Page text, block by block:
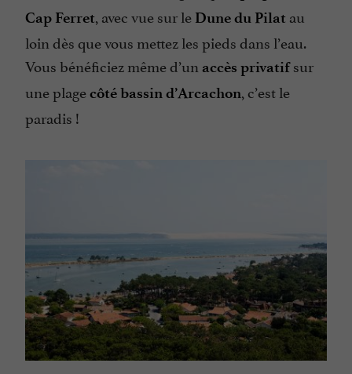
Cap Ferret, avec vue sur le Dune du Pilat au
loin dès que vous mettez les pieds dans l’eau.
Vous bénéficiez même d’un accès privatifsur
une plagecôté bassin d’Arcachon, c’est le
paradis !